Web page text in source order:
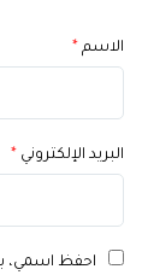
الاسم *
البريد الإلكتروني *
احفظ اسمي،